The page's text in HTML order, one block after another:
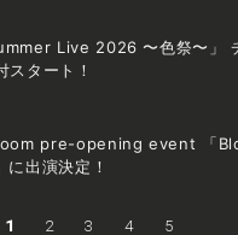
Live 2026 〜色祭〜」
スタート！
pre-opening event 「
出演決定！
1 2 3 4 5